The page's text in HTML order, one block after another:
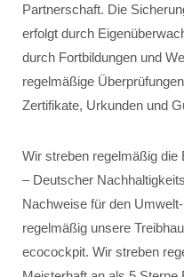
Partnerschaft. Die
erfolgt durch
durch Fortbildungen und
regelmäßige
Zertifikate, Urkunden und
Wir streben regelmäßig
– Deutscher
Nachweise für den
regelmäßig unsere
ecocockpit. Wir streben